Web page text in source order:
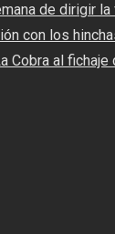
de dirigir
con los
Cobra al